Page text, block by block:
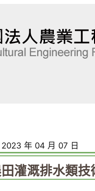
2023 年 04 月 07 日
灌溉排水類